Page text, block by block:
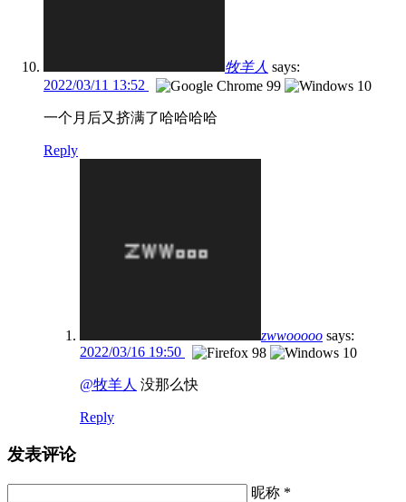
牧羊人 says:
2022/03/11 13:52
一个月后又挤满了哈哈哈哈
Reply
zwwooooo says:
2022/03/16 19:50
@牧羊人 没那么快
Reply
发表评论
昵称 *